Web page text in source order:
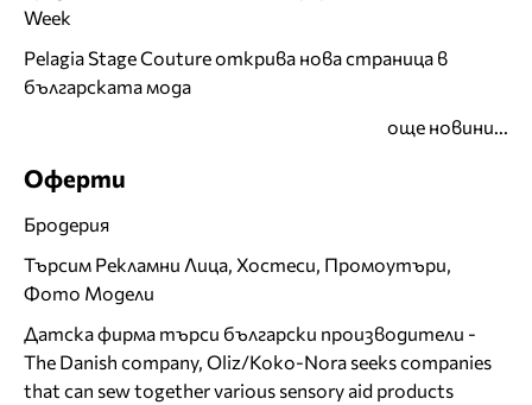
Week
Pelagia Stage Couture открива нова страница в
българската мода
още новини...
Оферти
Бродерия
Търсим Рекламни Лица, Хостеси, Промоутъри,
Фото Модели
Датска фирма търси български производители -
The Danish company, Oliz/Koko-Nora seeks companies
that can sew together various sensory aid products